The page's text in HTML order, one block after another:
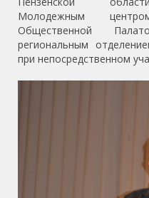
Молодежным
Общественной
региональным
при непосредственном